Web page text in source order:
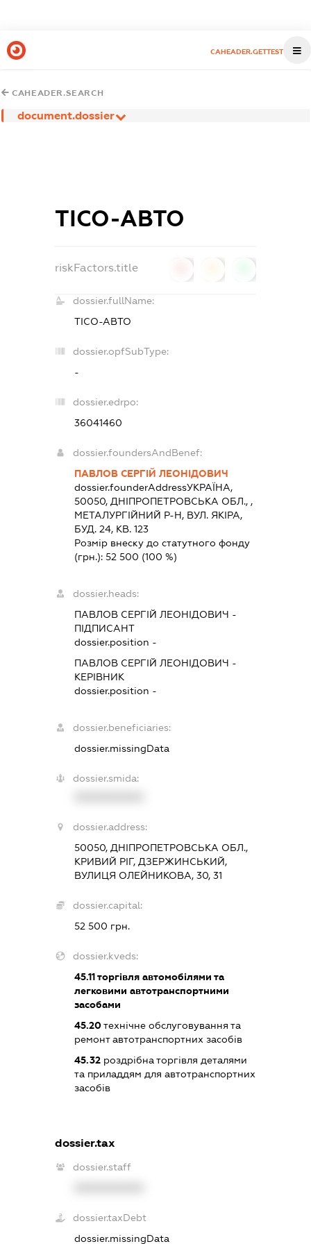
CAHEADER.GETTEST
CAHEADER.SEARCH
document.dossier
ТІСО-АВТО
riskFactors.title
dossier.fullName:
ТІСО-АВТО
dossier.opfSubType:
-
dossier.edrpo:
36041460
dossier.foundersAndBenef:
ПАВЛОВ СЕРГІЙ ЛЕОНІДОВИЧ
dossier.founderAddressУКРАЇНА,
50050, ДНIПРОПЕТРОВСЬКА ОБЛ., ,
МЕТАЛУРГIЙНИЙ Р-Н, ВУЛ. ЯКІРА,
БУД. 24, КВ. 123
Розмір внеску до статутного фонду
(грн.):52 500 (100 %)
dossier.heads:
ПАВЛОВ СЕРГІЙ ЛЕОНІДОВИЧ -
ПІДПИСАНТ
dossier.position -
ПАВЛОВ СЕРГІЙ ЛЕОНІДОВИЧ -
КЕРІВНИК
dossier.position -
dossier.beneficiaries:
dossier.missingData
dossier.smida:
dossier.address:
50050, ДНІПРОПЕТРОВСЬКА ОБЛ.,
КРИВИЙ РІГ, ДЗЕРЖИНСЬКИЙ,
ВУЛИЦЯ ОЛЕЙНИКОВА, 30, 31
dossier.capital:
52 500 грн.
dossier.kveds:
45.11торгівля автомобілями та
легковими автотранспортними
засобами
45.20технічне обслуговування та
ремонт автотранспортних засобів
45.32 роздрібна торгівля деталями
та приладдям для автотранспортних
засобів
dossier.tax
dossier.staff
dossier.taxDebt
dossier.missingData